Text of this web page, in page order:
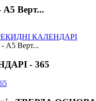
А5 Верт...
КАЛЕНДАРІ
- А5 Верт...
- 365